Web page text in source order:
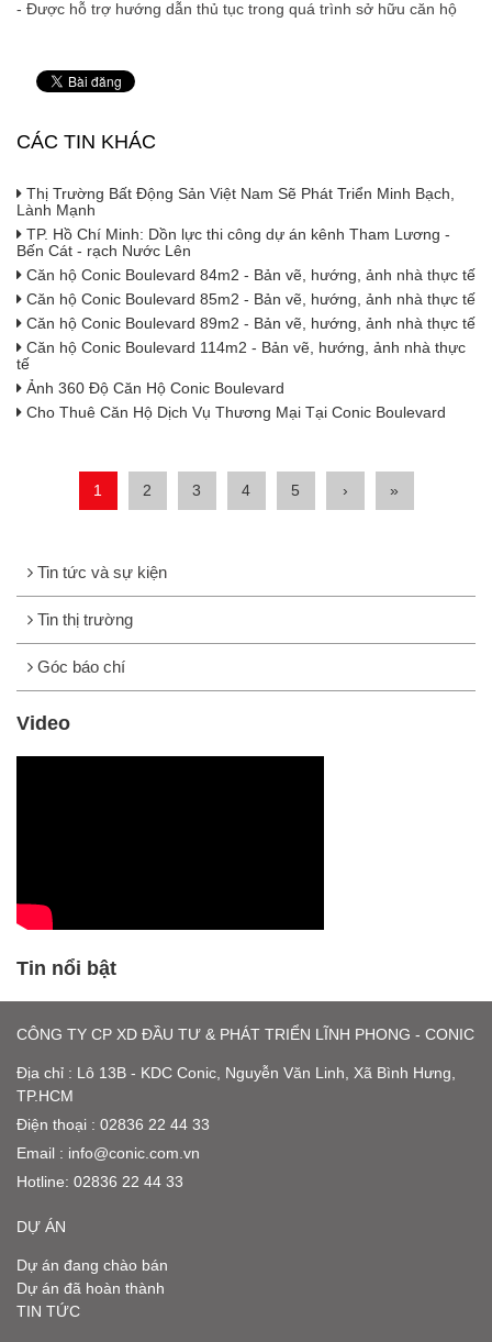
- Được hỗ trợ hướng dẫn thủ tục trong quá trình sở hữu căn hộ
CÁC TIN KHÁC
Thị Trường Bất Động Sản Việt Nam Sẽ Phát Triển Minh Bạch,
Lành Mạnh
TP. Hồ Chí Minh: Dồn lực thi công dự án kênh Tham Lương -
Bến Cát - rạch Nước Lên
Căn hộ Conic Boulevard 84m2 - Bản vẽ, hướng, ảnh nhà thực tế
Căn hộ Conic Boulevard 85m2 - Bản vẽ, hướng, ảnh nhà thực tế
Căn hộ Conic Boulevard 89m2 - Bản vẽ, hướng, ảnh nhà thực tế
Căn hộ Conic Boulevard 114m2 - Bản vẽ, hướng, ảnh nhà thực
tế
Ảnh 360 Độ Căn Hộ Conic Boulevard
Cho Thuê Căn Hộ Dịch Vụ Thương Mại Tại Conic Boulevard
1 2 3 4 5 › »
Tin tức và sự kiện
Tin thị trường
Góc báo chí
Video
Tin nổi bật
CÔNG TY CP XD ĐẦU TƯ & PHÁT TRIỂN LĨNH PHONG - CONIC
Địa chỉ : Lô 13B - KDC Conic, Nguyễn Văn Linh, Xã Bình Hưng,
TP.HCM
Điện thoại : 02836 22 44 33
Email : info@conic.com.vn
Hotline: 02836 22 44 33
DỰ ÁN
Dự án đang chào bán
Dự án đã hoàn thành
TIN TỨC